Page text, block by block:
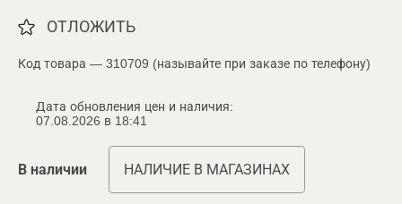
ОТЛОЖИТЬ
Код товара — 310709 (называйте при заказе по телефону)
Дата обновления цен и наличия:
07.08.2026 в 18:41
В наличии НАЛИЧИЕ В МАГАЗИНАХ